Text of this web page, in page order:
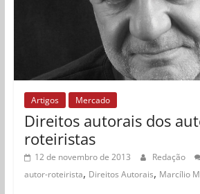
Artigos Mercado
Direitos autorais dos
roteiristas
12 de novembro de 2013 Redação
autor-roteirista, Direitos Autorais, Marcílio